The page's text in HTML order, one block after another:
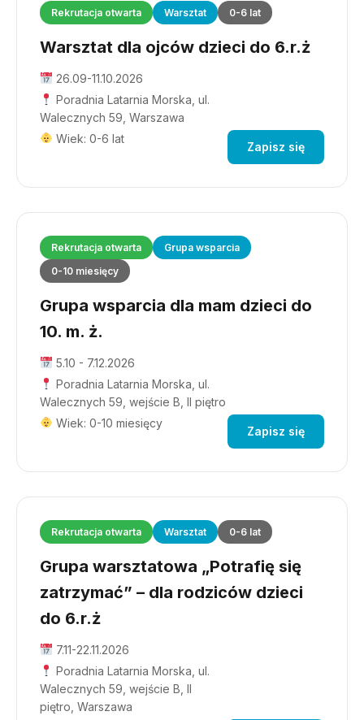
Rekrutacja otwarta Warsztat 0-6 lat
Warsztat dla ojców dzieci do 6.r.ż
26.09-11.10.2026
Poradnia Latarnia Morska, ul.
Walecznych 59, Warszawa
Wiek: 0-6 lat
Zapisz się
Rekrutacja otwarta
Grupa wsparcia
0-10 miesięcy
Grupa wsparcia dla mam dzieci do
10. m. ż.
5.10 - 7.12.2026
Poradnia Latarnia Morska, ul.
Walecznych 59, wejście B, II piętro
Wiek: 0-10 miesięcy
Zapisz się
Rekrutacja otwarta Warsztat 0-6 lat
Grupa warsztatowa „Potrafię się
zatrzymać” – dla rodziców dzieci
do 6.r.ż
7.11-22.11.2026
Poradnia Latarnia Morska, ul.
Walecznych 59, wejście B, II
piętro, Warszawa